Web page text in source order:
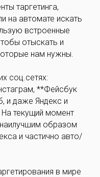
таргетинга,
на автомате искать
встроенные
отыскать и
нам нужны.
соц.сетях:
**Фейсбук
и даже Яндекс и
текущий момент
образом
и частично авто/
в мире